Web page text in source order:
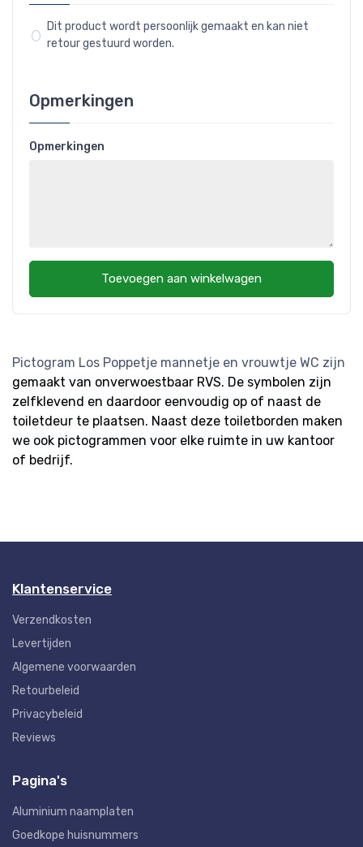
Pictogram Los Poppetje mannetje en vrouwtje WC zijn
gemaakt van onverwoestbaar RVS. De symbolen zijn
zelfklevend en daardoor eenvoudig op of naast de
toiletdeur te plaatsen. Naast deze toiletborden maken
we ook pictogrammen voor elke ruimte in uw kantoor
of bedrijf.
Dit product wordt persoonlijk gemaakt en kan niet
retour gestuurd worden.
Opmerkingen
Opmerkingen
Toevoegen aan winkelwagen
Klantenservice
Verzendkosten
Levertijden
Algemene voorwaarden
Retourbeleid
Privacybeleid
Reviews
Pagina's
Aluminium naamplaten
Goedkope huisnummers